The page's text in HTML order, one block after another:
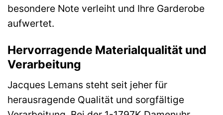
besondere Note verleiht und Ihre Garderobe
aufwertet.
Hervorragende Materialqualität und
Verarbeitung
Jacques Lemans steht seit jeher für
herausragende Qualität und sorgfältige